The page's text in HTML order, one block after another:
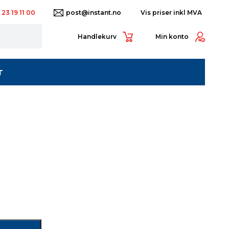
19 11 00 post@instant.no
Handlekurv Min konto